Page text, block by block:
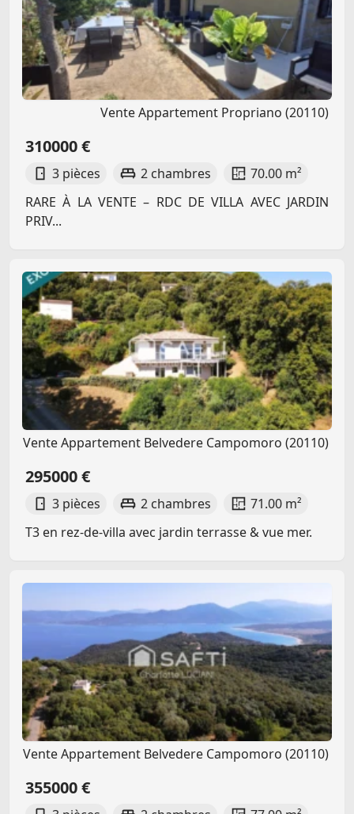
Vente Appartement Propriano (20110)
310000 €
3 pièces 2 chambres
70.00 m²
RARE À LA VENTE – RDC DE VILLA AVEC JARDIN
PRIV...
Vente Appartement Belvedere Campomoro (20110)
295000 €
3 pièces 2 chambres
71.00 m²
T3 en rez-de-villa avec jardin terrasse & vue mer.
Vente Appartement Belvedere Campomoro (20110)
355000 €